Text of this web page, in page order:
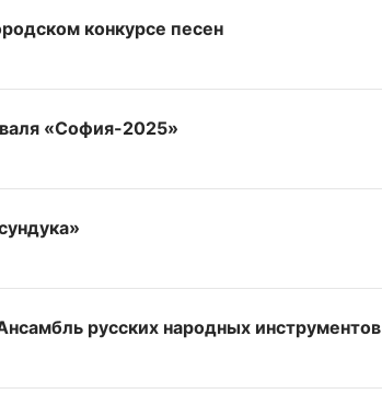
конкурсе песен
«София-2025»
русских народных инструментов